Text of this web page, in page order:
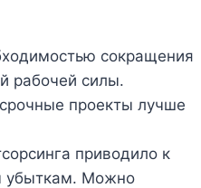
сокращения
рабочей силы.
проекты лучше
приводило к
убыткам. Можно